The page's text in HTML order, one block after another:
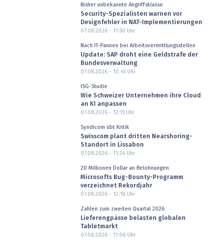
Bisher unbekannte Angriffsklasse
Security-Spezialisten warnen vor
Designfehler in NAT-Implementierungen
07.08.2026 - 11:50 Uhr
Nach IT-Pannen bei Arbeitsvermittlungsstellen
Update: SAP droht eine Geldstrafe der
Bundesverwaltung
07.08.2026 - 10:45Uhr
ISG-Studie
Wie Schweizer Unternehmen ihre Cloud
an KI anpassen
07.08.2026 - 12:15Uhr
Syndicom übt Kritik
Swisscom plant dritten Nearshoring-
Standort in Lissabon
07.08.2026 - 11:24Uhr
20 Millionen Dollar an Belohnungen
Microsofts Bug-Bounty-Programm
verzeichnet Rekordjahr
07.08.2026 - 12:18Uhr
Zahlen zum zweiten Quartal 2026
Lieferengpässe belasten globalen
Tabletmarkt
07.08.2026 - 11:06Uhr